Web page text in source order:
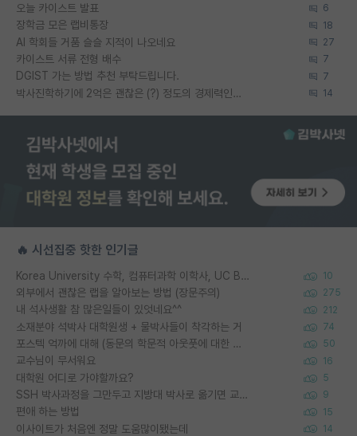
오늘 카이스트 발표 6
장학금 모은 랩비통장 18
AI 학회들 거품 슬슬 지적이 나오네요 27
카이스트 서류 전형 배수 7
DGIST 가는 방법 추천 부탁드립니다. 7
박사진학하기에 2억은 괜찮은 (?) 정도의 경제력인가요 14
🔥 시선집중 핫한 인기글
Korea University 수학, 컴퓨터과학 이학사, UC Berkeley 산업공학 대학원 공학박사가 되는 것은 쉽지 않겠죠? 10
외부에서 괜찮은 랩을 알아보는 방법 (장문주의) 275
내 석사생활 참 많은일들이 있엇네요^^ 212
소재분야 석박사 대학원생 + 물박사들이 착각하는 거 74
포스텍 억까에 대해 (동문의 학문적 아웃풋에 대한 반박) 50
교수님이 무서워요 16
대학원 어디로 가야할까요? 5
SSH 박사과정을 그만두고 지방대 박사로 옮기면 교수의 꿈은 끝일까요? 9
편애 하는 방법 15
이사이트가 처음엔 정말 도움많이됐는데 14